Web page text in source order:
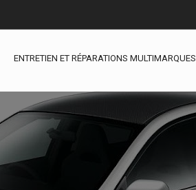
ENTRETIEN ET RÉPARATIONS MULTIMARQUES